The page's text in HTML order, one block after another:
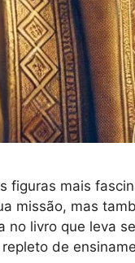
figuras mais
missão, mas
no livro que leva
de